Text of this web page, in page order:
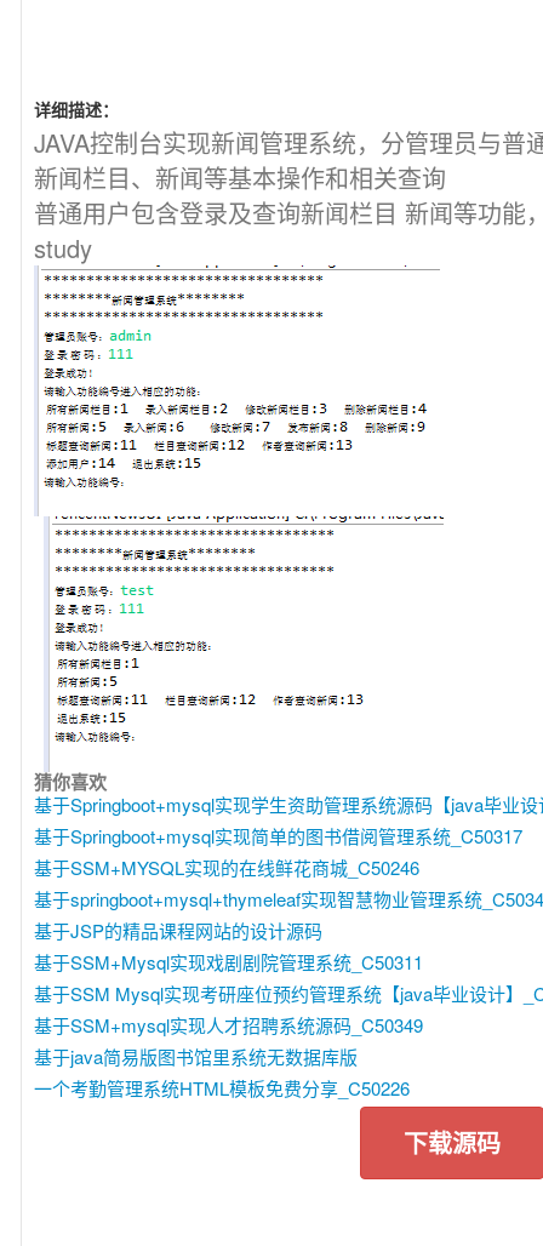
详细描述：
JAVA控制台实现新闻管理系统，分管理员与普
新闻栏目、新闻等基本操作和相关查询
普通用户包含登录及查询新闻栏目 新闻等功能
study
猜你喜欢
基于Springboot+mysql实现学生资助管理系统源码【java毕业
基于Springboot+mysql实现简单的图书借阅管理系统_C50317
基于SSM+MYSQL实现的在线鲜花商城_C50246
基于springboot+mysql+thymeleaf实现智慧物业管理系统
基于JSP的精品课程网站的设计源码
基于SSM+Mysql实现戏剧剧院管理系统_C50311
基于SSM Mysql实现考研座位预约管理系统【java毕业设计】
基于SSM+mysql实现人才招聘系统源码_C50349
基于java简易版图书馆里系统无数据库版
一个考勤管理系统HTML模板免费分享_C50226
下载源码